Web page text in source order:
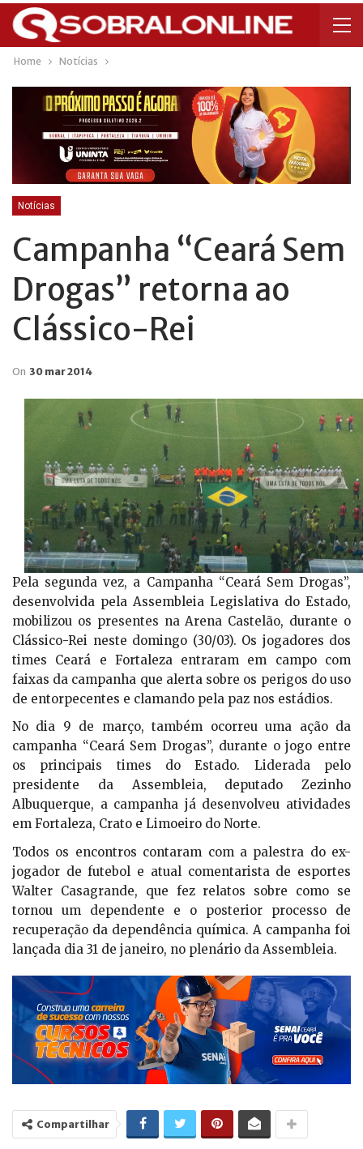
Home Notícias
Notícias
Campanha “Ceará Sem
Drogas” retorna ao
Clássico-Rei
On 30 mar 2014
Pela segunda vez, a Campanha “Ceará Sem Drogas”,
desenvolvida pela Assembleia Legislativa do Estado,
mobilizou os presentes na Arena Castelão, durante o
Clássico-Rei neste domingo (30/03). Os jogadores dos
times Ceará e Fortaleza entraram em campo com
faixas da campanha que alerta sobre os perigos do uso
de entorpecentes e clamando pela paz nos estádios.
No dia 9 de março, também ocorreu uma ação da
campanha “Ceará Sem Drogas”, durante o jogo entre
os principais times do Estado. Liderada pelo
presidente da Assembleia, deputado Zezinho
Albuquerque, a campanha já desenvolveu atividades
em Fortaleza, Crato e Limoeiro do Norte.
Todos os encontros contaram com a palestra do ex-
jogador de futebol e atual comentarista de esportes
Walter Casagrande, que fez relatos sobre como se
tornou um dependente e o posterior processo de
recuperação da dependência química. A campanha foi
lançada dia 31 de janeiro, no plenário da Assembleia.
Compartilhar